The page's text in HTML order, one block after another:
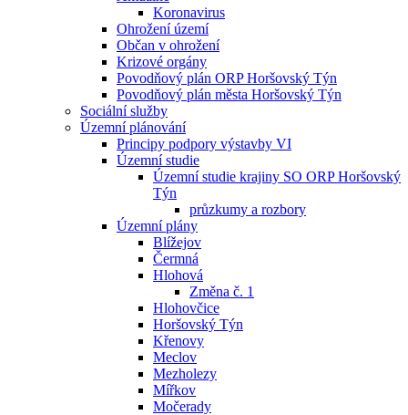
Koronavirus
Ohrožení území
Občan v ohrožení
Krizové orgány
Povodňový plán ORP Horšovský Týn
Povodňový plán města Horšovský Týn
Sociální služby
Územní plánování
Principy podpory výstavby VI
Územní studie
Územní studie krajiny SO ORP Horšovský
Týn
průzkumy a rozbory
Územní plány
Blížejov
Čermná
Hlohová
Změna č. 1
Hlohovčice
Horšovský Týn
Křenovy
Meclov
Mezholezy
Mířkov
Močerady